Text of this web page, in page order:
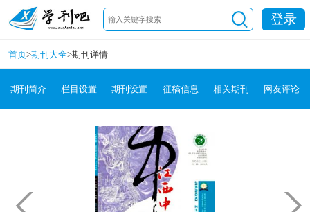
登录
首页>期刊大全>期刊详情
期刊简介 栏目设置 期刊设置 征稿信息 相关期刊 网友评论